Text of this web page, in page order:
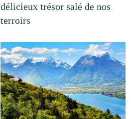
délicieux trésor salé de nos
terroirs